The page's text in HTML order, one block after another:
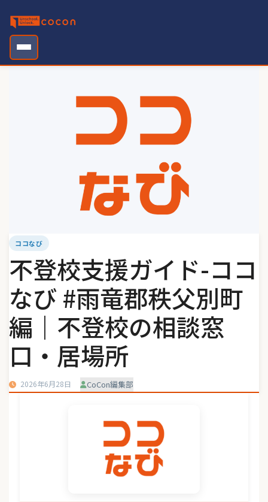
content
ココなび
不登校支援ガイド-ココ
なび #雨竜郡秩父別町
編｜不登校の相談窓
口・居場所
2026年6月28日 CoCon編集部